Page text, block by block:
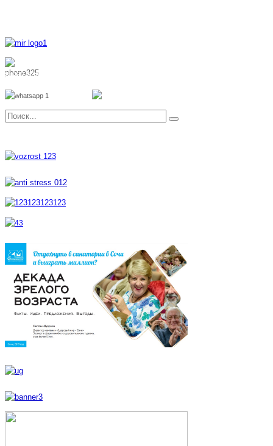
8 962 888 51 55